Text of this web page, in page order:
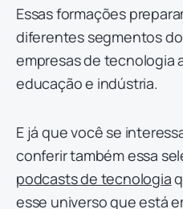
Essas formações
diferentes segmentos
empresas de tecnologia
educação e indústria.
E já que você se
conferir também essa
podcasts de tecnologia
esse universo que está